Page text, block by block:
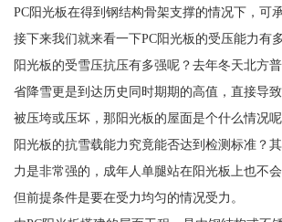
PC阳光板在得到钢结构骨架支撑的情况下，可
接下来我们就来看一下PC阳光板的受压能力有多
阳光板的受雪压抗压有多强呢？去年冬天北方
省降雪更是到达历史同时期期的高值，直接导
被压垮或压坏，那阳光板的屋面是个什么情况呢
阳光板的抗雪载能力究竟能否达到检测标准？
力是非常强的，成年人单腿站在阳光板上也不
但前提条件是要在受力均匀的情况受力。